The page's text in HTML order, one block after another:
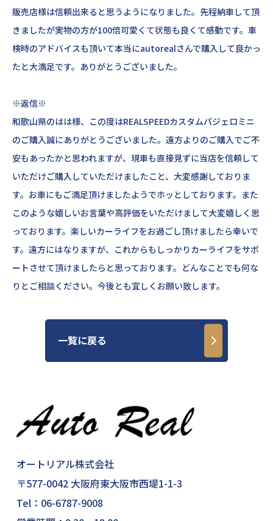
販売店様は信頼出来ると思うようになりました。先程納車して頂
きましたが実物の方が100倍可愛くて状態も良くて感動です。車
検時のアドバイスも頂いて本当にautorealさんで購入して良かっ
たと大満足です。ありがとうございました。
※返信※
和歌山県のはは様、この度はREALSPEEDカスタムパジェロミニ
のご購入誠にありがとうございました。遠方よりのご購入でご不
安もあったかと思われますが、現車も直接見ずに当店を信頼して
いただけご購入していただけましたこと、大変感謝しておりま
す。お車にもご満足頂けましたようでホッとしております。また
このような嬉しいお言葉や高評価をいただけまして大変嬉しく思
っております。楽しいカーライフをお過ごし頂けましたら幸いで
す。遠方にはなりますが、これからもしっかりカーライフをサポ
ートさせて頂けましたらと思っております。どんなことでも何な
りとご相談ください。今後とも宜しくお願い致します。
一覧に戻る
オートリアル株式会社
〒577-0042 大阪府東大阪市西堤1-1-3
Tel： 06-6787-9008